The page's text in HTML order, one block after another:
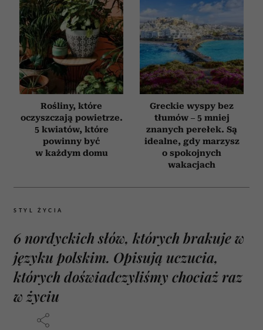
Rośliny, które
oczyszczają powietrze.
5 kwiatów, które
powinny być
w każdym domu
Greckie wyspy bez
tłumów – 5 mniej
znanych perełek. Są
idealne, gdy marzysz
o spokojnych
wakacjach
STYL ŻYCIA
6 nordyckich słów, których brakuje w
języku polskim. Opisują uczucia,
których doświadczyliśmy chociaż raz
w życiu